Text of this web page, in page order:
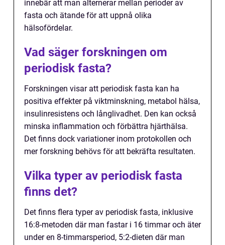
innebär att man alternerar mellan perioder av
fasta och ätande för att uppnå olika
hälsofördelar.
Vad säger forskningen om
periodisk fasta?
Forskningen visar att periodisk fasta kan ha
positiva effekter på viktminskning, metabol hälsa,
insulinresistens och långlivadhet. Den kan också
minska inflammation och förbättra hjärthälsa.
Det finns dock variationer inom protokollen och
mer forskning behövs för att bekräfta resultaten.
Vilka typer av periodisk fasta
finns det?
Det finns flera typer av periodisk fasta, inklusive
16:8-metoden där man fastar i 16 timmar och äter
under en 8-timmarsperiod, 5:2-dieten där man